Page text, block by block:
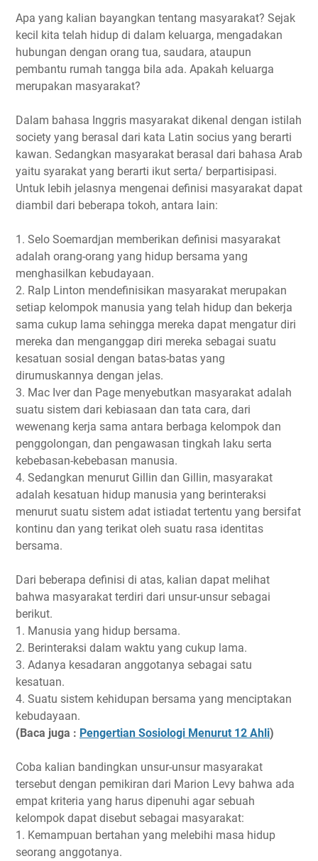
Apa yang kalian bayangkan tentang masyarakat? Sejak
kecil kita telah hidup di dalam keluarga, mengadakan
hubungan dengan orang tua, saudara, ataupun
pembantu rumah tangga bila ada. Apakah keluarga
merupakan masyarakat?
Dalam bahasa Inggris masyarakat dikenal dengan istilah
society yang berasal dari kata Latin socius yang berarti
kawan. Sedangkan masyarakat berasal dari bahasa Arab
yaitu syarakat yang berarti ikut serta/ berpartisipasi.
Untuk lebih jelasnya mengenai definisi masyarakat dapat
diambil dari beberapa tokoh, antara lain:
1. Selo Soemardjan memberikan definisi masyarakat
adalah orang-orang yang hidup bersama yang
menghasilkan kebudayaan.
2. Ralp Linton mendefinisikan masyarakat merupakan
setiap kelompok manusia yang telah hidup dan bekerja
sama cukup lama sehingga mereka dapat mengatur diri
mereka dan menganggap diri mereka sebagai suatu
kesatuan sosial dengan batas-batas yang
dirumuskannya dengan jelas.
3. Mac Iver dan Page menyebutkan masyarakat adalah
suatu sistem dari kebiasaan dan tata cara, dari
wewenang kerja sama antara berbaga kelompok dan
penggolongan, dan pengawasan tingkah laku serta
kebebasan-kebebasan manusia.
4. Sedangkan menurut Gillin dan Gillin, masyarakat
adalah kesatuan hidup manusia yang berinteraksi
menurut suatu sistem adat istiadat tertentu yang bersifat
kontinu dan yang terikat oleh suatu rasa identitas
bersama.
Dari beberapa definisi di atas, kalian dapat melihat
bahwa masyarakat terdiri dari unsur-unsur sebagai
berikut.
1. Manusia yang hidup bersama.
2. Berinteraksi dalam waktu yang cukup lama.
3. Adanya kesadaran anggotanya sebagai satu
kesatuan.
4. Suatu sistem kehidupan bersama yang menciptakan
kebudayaan.
(Baca juga : Pengertian Sosiologi Menurut 12 Ahli)
Coba kalian bandingkan unsur-unsur masyarakat
tersebut dengan pemikiran dari Marion Levy bahwa ada
empat kriteria yang harus dipenuhi agar sebuah
kelompok dapat disebut sebagai masyarakat:
1. Kemampuan bertahan yang melebihi masa hidup
seorang anggotanya.